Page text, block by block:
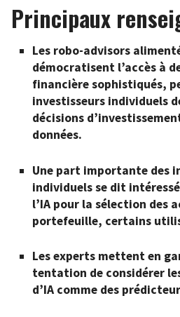
Principaux
Les robo-advisors
démocratisent l’accès à
financière sophistiqués,
investisseurs individuels
décisions
données.
Une part importante des
individuels se dit
l’IA pour la sélection des
portefeuille, certains
Les experts mettent en
tentation de considérer
d’IA comme des